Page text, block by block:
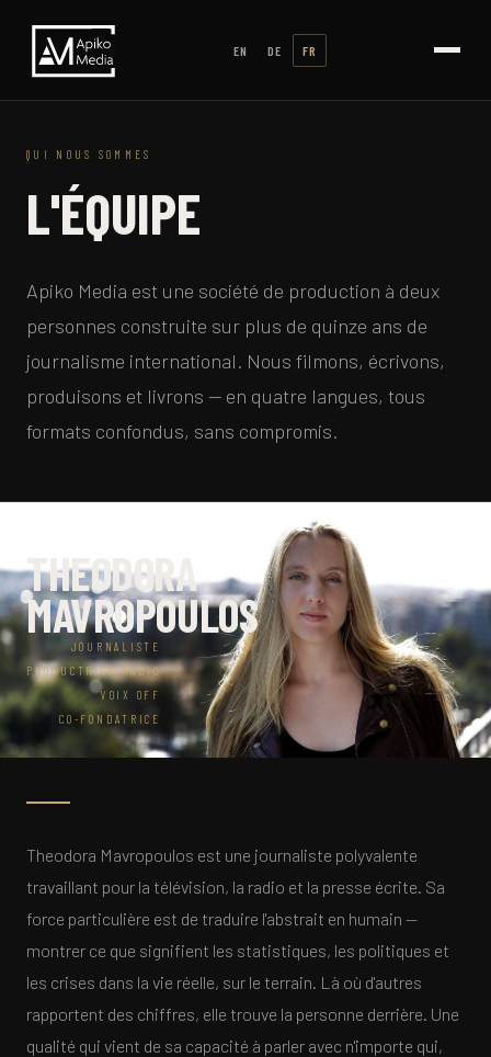
EN DE FR
QUI NOUS SOMMES
L'ÉQUIPE
Apiko Media est une société de production à deux
personnes construite sur plus de quinze ans de
journalisme international. Nous filmons, écrivons,
produisons et livrons — en quatre langues, tous
formats confondus, sans compromis.
THEODORA
MAVROPOULOS
JOURNALISTE
PRODUCTRICE RADIO
VOIX OFF
CO-FONDATRICE
Theodora Mavropoulos est une journaliste polyvalente
travaillant pour la télévision, la radio et la presse écrite. Sa
force particulière est de traduire l'abstrait en humain —
montrer ce que signifient les statistiques, les politiques et
les crises dans la vie réelle, sur le terrain. Là où d'autres
rapportent des chiffres, elle trouve la personne derrière. Une
qualité qui vient de sa capacité à parler avec n'importe qui,